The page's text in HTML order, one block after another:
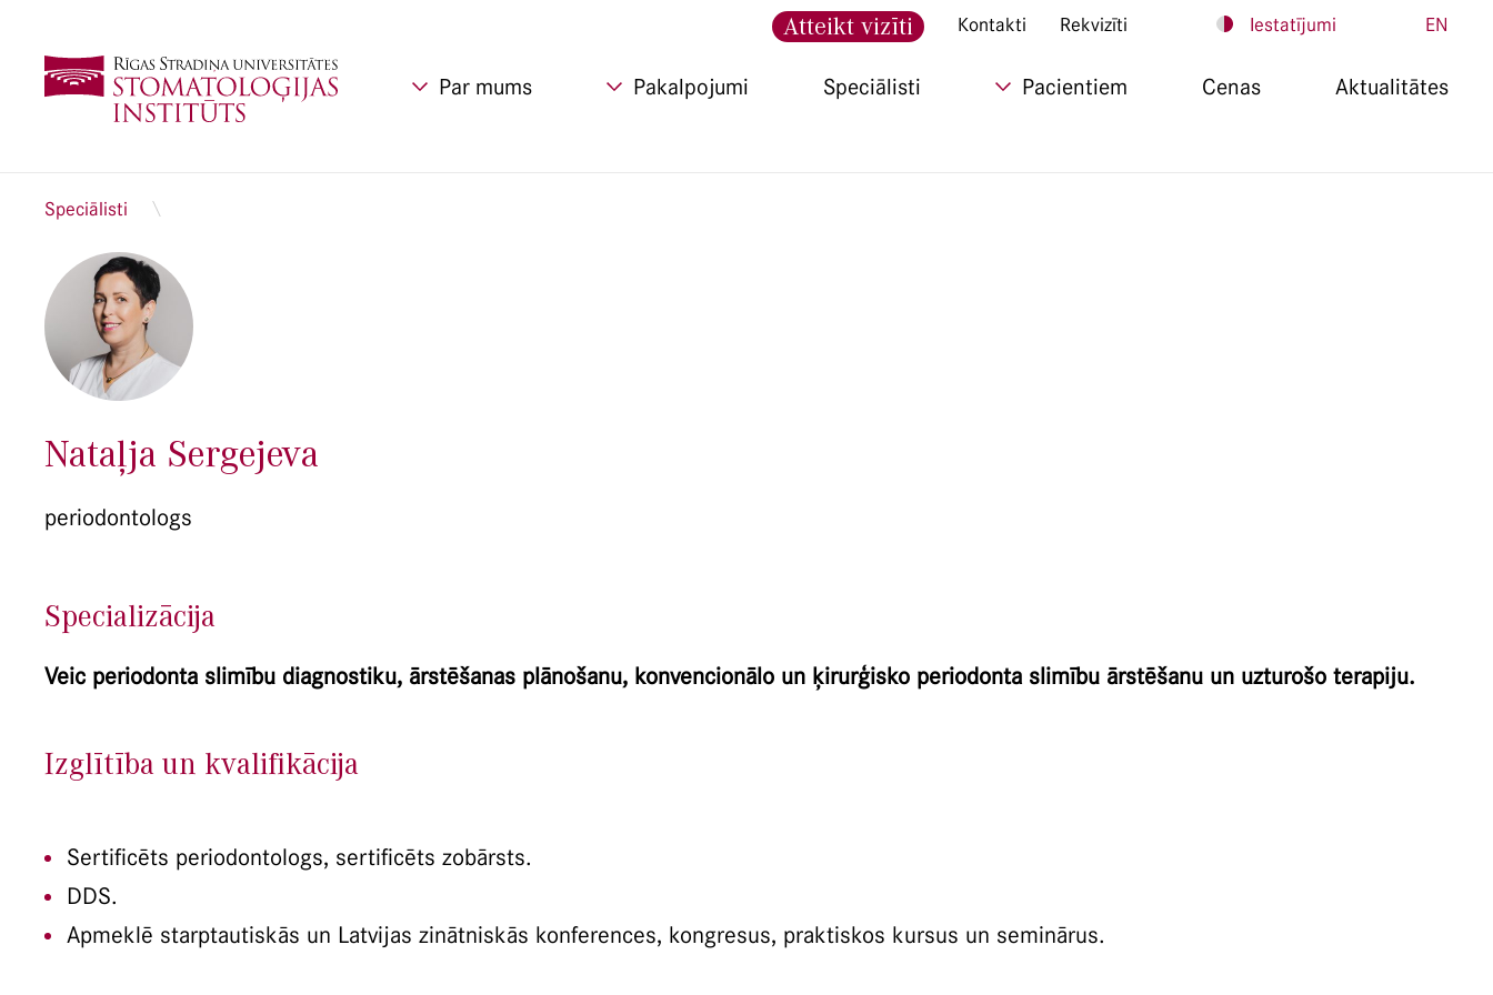
Atteikt vizīti Kontakti Rekvizīti Iestatījumi EN
Par mums Pakalpojumi Speciālisti Pacientiem Cenas Aktualitātes
Speciālisti
Nataļja Sergejeva
periodontologs
Specializācija
Veic periodonta slimību diagnostiku, ārstēšanas plānošanu, konvencionālo un ķirurģisko periodonta slimību ārstēšanu un uzturošo terapiju.
Izglītība un kvalifikācija
Sertificēts periodontologs, sertificēts zobārsts.
DDS.
Apmeklē starptautiskās un Latvijas zinātniskās konferences, kongresus, praktiskos kursus un seminārus.